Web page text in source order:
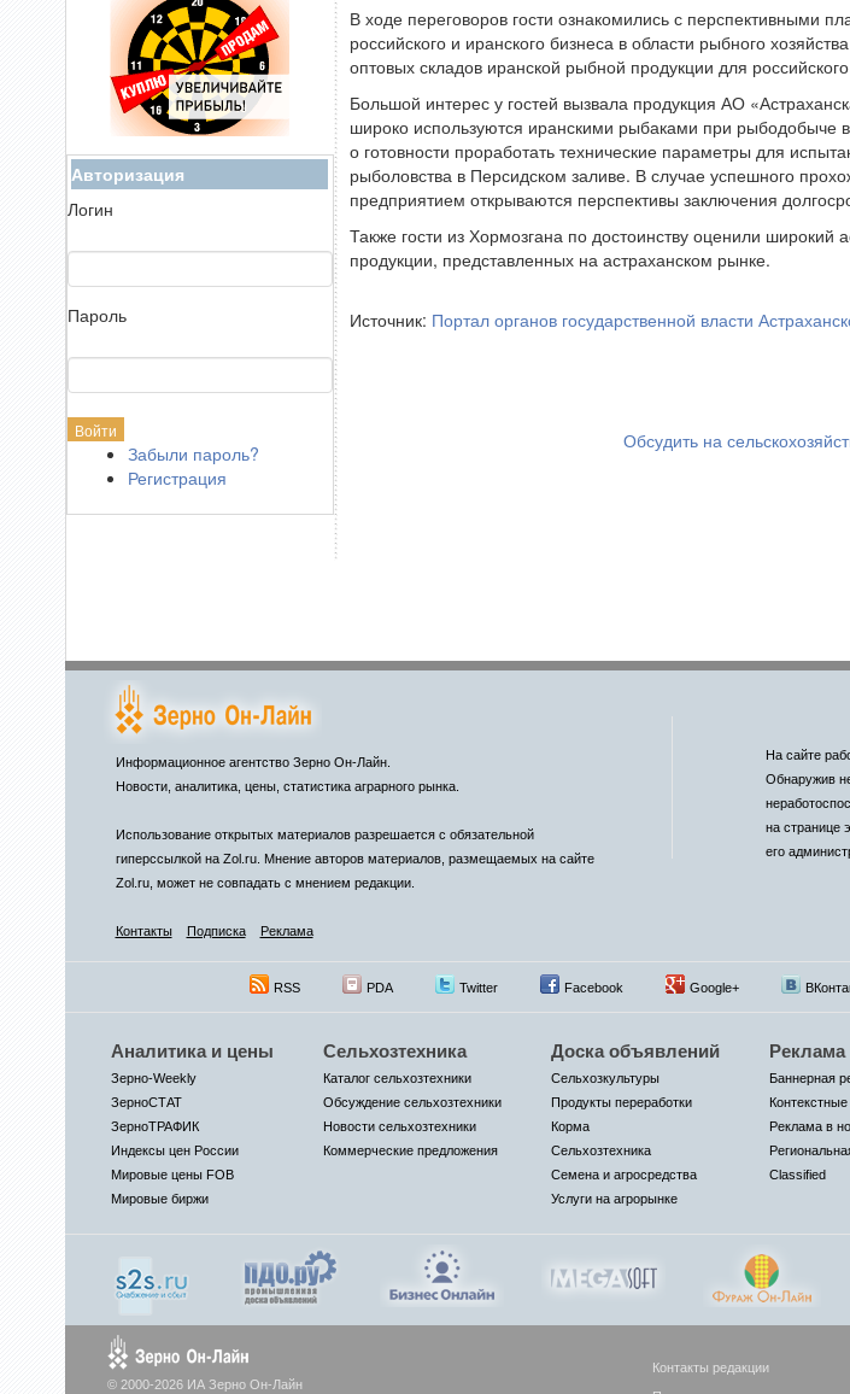
Авторизация
Логин
Пароль
Забыли пароль?
Регистрация
В ходе переговоров гости ознакомились с перспективными
российского и иранского бизнеса в области рыбного
оптовых складов иранской рыбной продукции для
Большой интерес у гостей вызвала продукция АО
широко используются иранскими рыбаками при рыбодобыче
о готовности проработать технические параметры для
рыболовства в Персидском заливе. В случае успешного
предприятием открываются перспективы заключения
Также гости из Хормозгана по достоинству оценили широкий
продукции, представленных на астраханском рынке.
Источник: Портал органов государственной власти
Обсудить на
Информационное агентство Зерно Он-Лайн.
Новости, аналитика, цены, статистика аграрного рынка.
Использование открытых материалов разрешается с обязательной
гиперссылкой на Zol.ru. Мнение авторов материалов, размещаемых на сайте
Zol.ru, может не совпадать с мнением редакции.
Контакты Подписка Реклама
На сайте
Обнаружив
на странице
его
RSS PDA Twitter Facebook Google+
Аналитика и цены
Зерно-Weekly
ЗерноСТАТ
ЗерноТРАФИК
Индексы цен России
Мировые цены FOB
Мировые биржи
Сельхозтехника
Каталог сельхозтехники
Обсуждение сельхозтехники
Новости сельхозтехники
Коммерческие предложения
Доска объявлений
Сельхозкультуры
Продукты переработки
Корма
Сельхозтехника
Семена и агросредства
Услуги на агрорынке
Реклама
Баннерная
Реклама в
Classified
© 2000-2026 ИА Зерно Он-Лайн
Контакты редакции